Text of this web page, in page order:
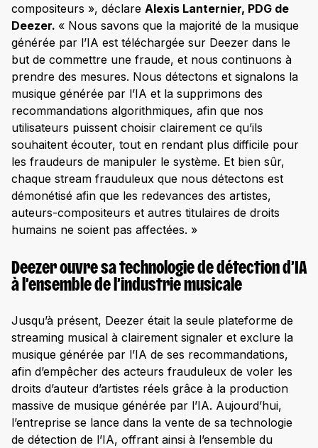
compositeurs », déclare Alexis Lanternier, PDG de
Deezer. « Nous savons que la majorité de la musique
générée par l’IA est téléchargée sur Deezer dans le
but de commettre une fraude, et nous continuons à
prendre des mesures. Nous détectons et signalons la
musique générée par l’IA et la supprimons des
recommandations algorithmiques, afin que nos
utilisateurs puissent choisir clairement ce qu’ils
souhaitent écouter, tout en rendant plus difficile pour
les fraudeurs de manipuler le système. Et bien sûr,
chaque stream frauduleux que nous détectons est
démonétisé afin que les redevances des artistes,
auteurs-compositeurs et autres titulaires de droits
humains ne soient pas affectées. »
Deezer ouvre sa technologie de détection d’IA
à l’ensemble de l’industrie musicale
Jusqu’à présent, Deezer était la seule plateforme de
streaming musical à clairement signaler et exclure la
musique générée par l’IA de ses recommandations,
afin d’empêcher des acteurs frauduleux de voler les
droits d’auteur d’artistes réels grâce à la production
massive de musique générée par l’IA. Aujourd’hui,
l’entreprise se lance dans la vente de sa technologie
de détection de l’IA, offrant ainsi à l’ensemble du